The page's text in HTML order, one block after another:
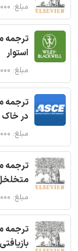
مبلغ: ۱۲۸,۰۰۰ تومان
ترجمه
استوار
مبلغ: ۱۴۰,۰۰۰ تومان
ترجمه
در خاک
مبلغ: ۱۲۰,۰۰۰ تومان
ترجمه
مبلغ: ۱۴۰,۰۰۰ تومان
ترجمه